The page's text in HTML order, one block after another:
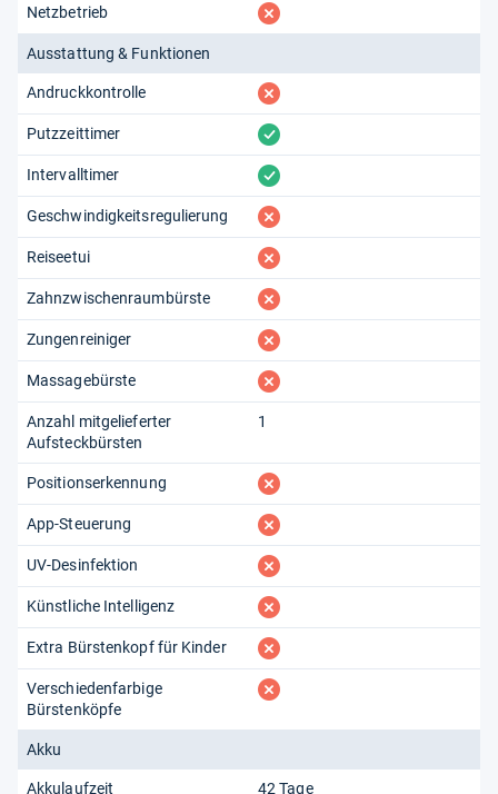
Netzbetrieb fehlt
Ausstattung & Funktionen
Andruckkontrolle fehlt
Putzzeittimer vorhanden
Intervalltimer vorhanden
Geschwindigkeitsregulierung fehlt
Reiseetui fehlt
Zahnzwischenraumbürste fehlt
Zungenreiniger fehlt
Massagebürste fehlt
Anzahl mitgelieferter
Aufsteckbürsten
1
Positionserkennung fehlt
App-Steuerung fehlt
UV-Desinfektion fehlt
Künstliche Intelligenz fehlt
Extra Bürstenkopf für Kinder fehlt
Verschiedenfarbige
Bürstenköpfe
fehlt
Akku
Akkulaufzeit 42 Tage